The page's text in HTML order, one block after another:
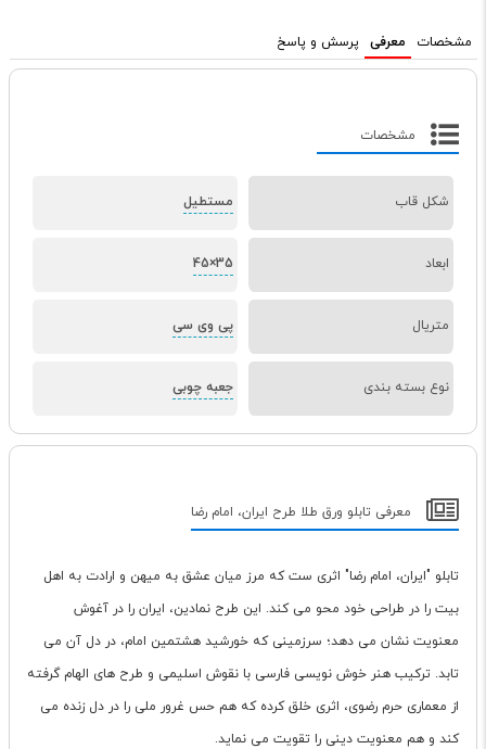
مشخصات معرفی پرسش و پاسخ
مشخصات
شکل قاب مستطیل
ابعاد 35×45
متریال پی وی سی
نوع بسته بندی جعبه چوبی
معرفی تابلو ورق طلا طرح ایران، امام رضا
تابلو "ایران، امام رضا" اثری ست که مرز میان عشق به میهن و ارادت به اهل
بیت را در طراحی خود محو می کند. این طرح نمادین، ایران را در آغوش
معنویت نشان می دهد؛ سرزمینی که خورشید هشتمین امام، در دل آن می
تابد. ترکیب هنر خوش نویسی فارسی با نقوش اسلیمی و طرح های الهام گرفته
از معماری حرم رضوی، اثری خلق کرده که هم حس غرور ملی را در دل زنده می
کند و هم معنویت دینی را تقویت می نماید.